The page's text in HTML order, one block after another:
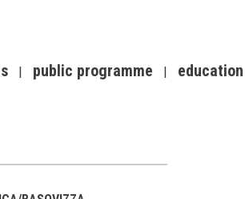
public programme education